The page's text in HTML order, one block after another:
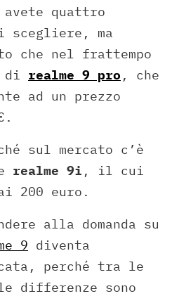
quattro
scegliere, ma
che nel frattempo
di realme 9 pro , che
ad un prezzo
sul mercato c’è
realme 9i , il cui
200 euro.
alla domanda su
9 diventa
perché tra le
differenze sono